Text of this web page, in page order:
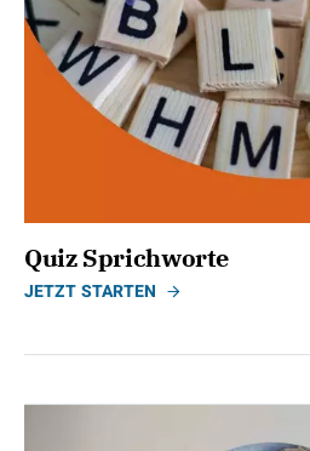
Quiz Sprichworte
JETZT STARTEN